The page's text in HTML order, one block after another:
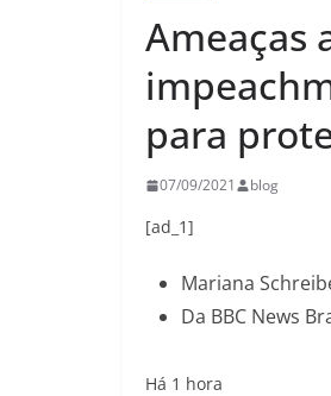
Ameaças
para
07/09/2021 blog
[ad_1]
Mariana
Da BBC News
Há 1 hora